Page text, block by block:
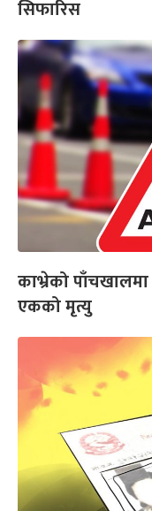
सिफारिस
काभ्रेको
एकको मृत्यु